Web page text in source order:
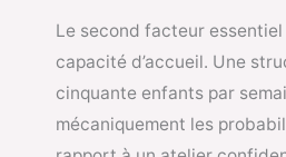
Le second facteur essentiel
capacité d’accueil. Une
cinquante enfants par
mécaniquement les